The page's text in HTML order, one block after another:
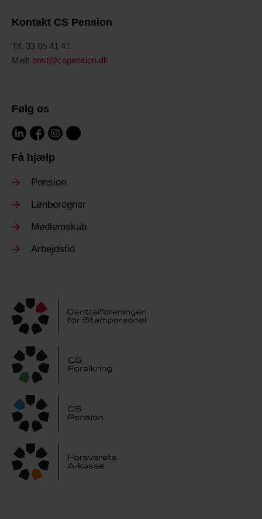
Kontakt CS Pension
Tlf. 33 85 41 41
Mail: post@cspension.dk
Følg os
Få hjælp
Pension
Lønberegner
Medlemskab
Arbejdstid